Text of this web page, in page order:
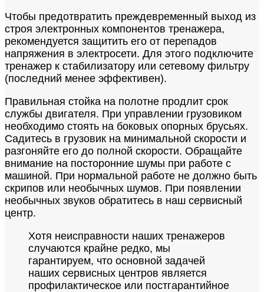
Чтобы предотвратить преждевременный выход из
строя электронных компонентов тренажера,
рекомендуется защитить его от перепадов
напряжения в электросети. Для этого подключите
тренажер к стабилизатору или сетевому фильтру
(последний менее эффективен).
Правильная стойка на полотне продлит срок
службы двигателя. При управлении грузовиком
необходимо стоять на боковых опорных брусьях.
Садитесь в грузовик на минимальной скорости и
разгоняйте его до полной скорости. Обращайте
внимание на посторонние шумы при работе с
машиной. При нормальной работе не должно быть
скрипов или необычных шумов. При появлении
необычных звуков обратитесь в наш сервисный
центр.
Хотя неисправности наших тренажеров
случаются крайне редко, мы
гарантируем, что основной задачей
наших сервисных центров является
профилактическое или постгарантийное